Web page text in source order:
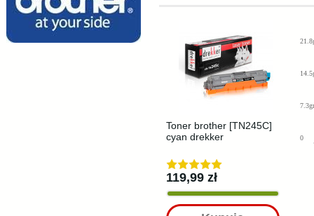
Toner brother [TN245C]
cyan drekker
119,99 zł
7.3gr
0